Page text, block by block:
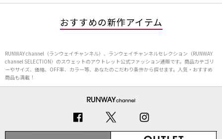
おすすめの新作アイテム
RUNWAY channel（ランウェイチャンネル）、ランウェイチャンネルセレクション（RUNWAY
channel SELECTION）のスウェットのアウトレット公式ファッション通販です。商品カテゴリ
ーやサイズ、価格、OFF率、カラー等、あなたのこだわり条件から探せます。人気・おすすめ
商品も満載！